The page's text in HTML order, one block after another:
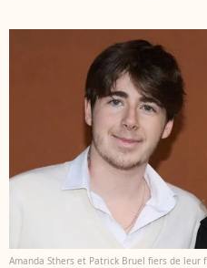
Amanda Sthers et Patrick Bruel fiers de leur